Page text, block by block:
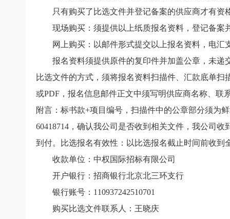
只有购买了比选文件并登记备案的供应商才有资
现场购买：须提供以上纸质报名资料，登记备案
网上购买： 以邮件形式提交以上报名资料，电
报名资料须提供原件的复印件并加盖公章，未递
比选文件的方式，须将报名资料扫描件、汇款底单扫
或PDF ，报名信息邮件正文中须写明供应商名称、
附言：标书款+项目编号，扫描件中的公章部分须为
60418714 ，确认我公司是否收到相关文件，我公司
到付。比选报名有效性：以比选报名截止时间前收
收款单位：中权国际招标有限公司
开户银行：招商银行北京北三环支行
银行账号： 110937242510701
购买比选文件联系人：王晓庆